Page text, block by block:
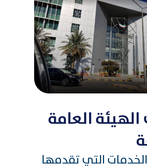
العامة
التي تقدمها